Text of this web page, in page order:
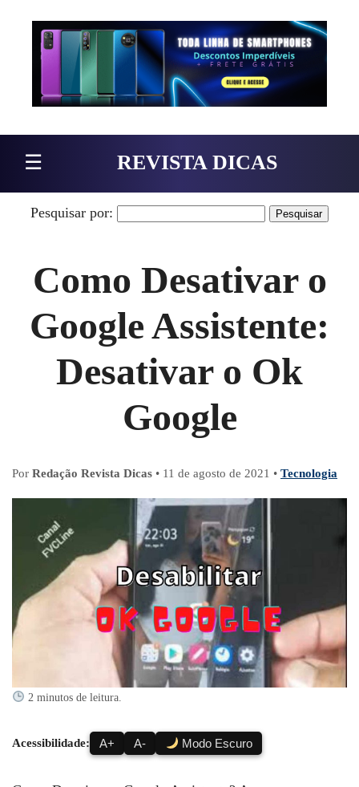
Pular para o conteúdo
☰ REVISTA DICAS
Pesquisar por:
Como Desativar o
Google Assistente:
Desativar o Ok
Google
Por Redação Revista Dicas • 11 de agosto de 2021 • Tecnologia
2 minutos de leitura.
Acessibilidade: A+ A- Modo Escuro